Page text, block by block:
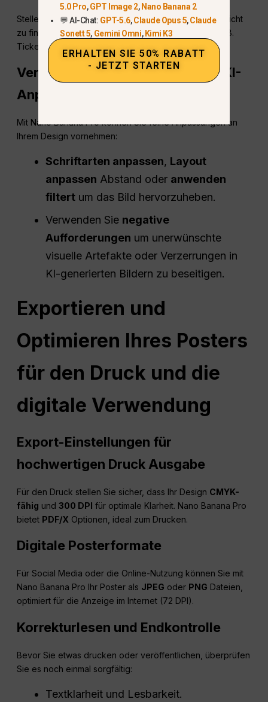
Stellen Sie sicher, dass der CTA Ihrer Veranstaltung leicht
zu finden ist und die Nutzer zum Handeln animiert (z. B.
Tickets kaufen, sich anmelden).
Verfeinerung des Designs durch KI-
Anpassung
Mit Nano Banana Pro können Sie feine Anpassungen an
Ihrem Design vornehmen:
Schriftarten anpassen, Layout
anpassen Abstand oder anwenden
filtert um das Bild hervorzuheben.
Verwenden Sie negative
Aufforderungen um unerwünschte
visuelle Artefakte oder Verzerrungen in
KI-generierten Bildern zu beseitigen.
Exportieren und
Optimieren Ihres Posters
für den Druck und die
digitale Verwendung
Export-Einstellungen für
hochwertigen Druck Ausgabe
Für den Druck stellen Sie sicher, dass Ihr Design CMYK-
fähig und300 DPI für optimale Klarheit. Nano Banana Pro
bietet PDF/X Optionen, ideal zum Drucken.
Digitale Posterformate
Für Social Media oder die Online-Nutzung können Sie mit
Nano Banana Pro Ihr Poster als JPEG oder PNG Dateien,
optimiert für die Anzeige im Internet (72 DPI).
Korrekturlesen und Endkontrolle
Bevor Sie etwas drucken oder veröffentlichen, überprüfen
Sie es noch einmal sorgfältig:
Textklarheit und Lesbarkeit.
5.0 Pro,GPT Image 2,Nano Banana 2
💬 AI-Chat: GPT-5.6,Claude Opus 5,Claude
Sonett 5, Gemini Omni,Kimi K3
ERHALTEN SIE 50% RABATT
- JETZT STARTEN